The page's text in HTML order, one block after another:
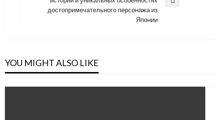
достопримечательного персонажа из
Японии
YOU MIGHT ALSO LIKE